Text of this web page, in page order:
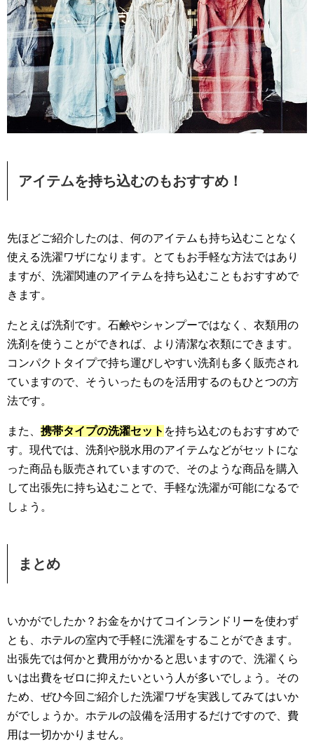
アイテムを持ち込むのもおすすめ！
先ほどご紹介したのは、何のアイテムも持ち込むことなく
使える洗濯ワザになります。とてもお手軽な方法ではあり
ますが、洗濯関連のアイテムを持ち込むこともおすすめで
きます。
たとえば洗剤です。石鹸やシャンプーではなく、衣類用の
洗剤を使うことができれば、より清潔な衣類にできます。
コンパクトタイプで持ち運びしやすい洗剤も多く販売され
ていますので、そういったものを活用するのもひとつの方
法です。
また、 携帯タイプの洗濯セット を持ち込むのもおすすめで
す。現代では、洗剤や脱水用のアイテムなどがセットにな
った商品も販売されていますので、そのような商品を購入
して出張先に持ち込むことで、手軽な洗濯が可能になるで
しょう。
まとめ
いかがでしたか？お金をかけてコインランドリーを使わず
とも、ホテルの室内で手軽に洗濯をすることができます。
出張先では何かと費用がかかると思いますので、洗濯くら
いは出費をゼロに抑えたいという人が多いでしょう。その
ため、ぜひ今回ご紹介した洗濯ワザを実践してみてはいか
がでしょうか。ホテルの設備を活用するだけですので、費
用は一切かかりません。